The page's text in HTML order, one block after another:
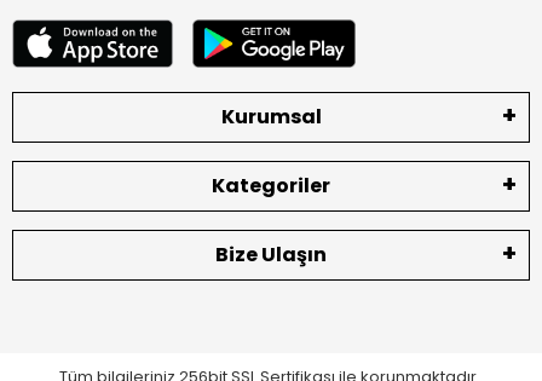
Kurumsal
Kategoriler
Bize Ulaşın